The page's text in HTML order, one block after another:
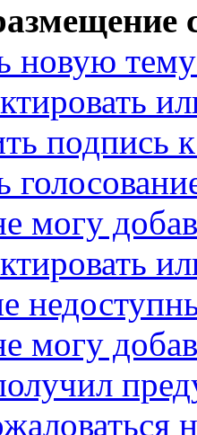
новую
подпись
могу
могу